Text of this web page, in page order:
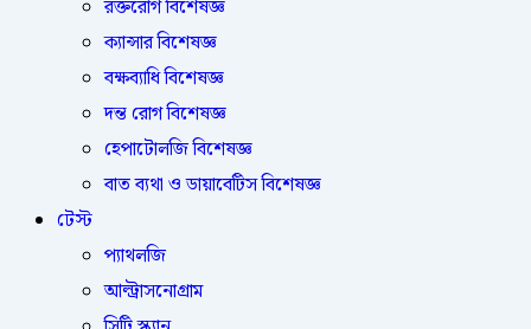
রক্তরোগ বিশেষজ্ঞ
ক্যান্সার বিশেষজ্ঞ
বক্ষব্যাধি বিশেষজ্ঞ
দন্ত রোগ বিশেষজ্ঞ
হেপাটোলজি বিশেষজ্ঞ
বাত ব্যথা ও ডায়াবেটিস বিশেষজ্ঞ
টেস্ট
প্যাথলজি
আল্ট্রাসনোগ্রাম